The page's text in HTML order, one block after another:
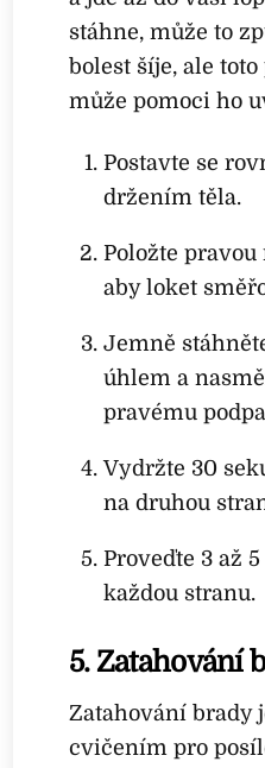
stáhne, může to
bolest šíje, ale
může pomoci ho
Postavte se
držením těla.
Položte
aby loket
Jemně
úhlem a
pravému
Vydržte 30
na druhou
Proveďte 3 až
každou stranu.
5. Zatahování
Zatahování brady
cvičením pro